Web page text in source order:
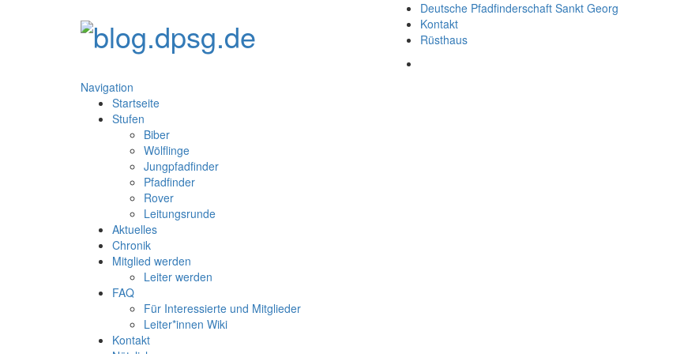
Deutsche Pfadfinderschaft Sankt Georg
Kontakt
Rüsthaus
Navigation
Startseite
Stufen
Biber
Wölflinge
Jungpfadfinder
Pfadfinder
Rover
Leitungsrunde
Aktuelles
Chronik
Mitglied werden
Leiter werden
FAQ
Für Interessierte und Mitglieder
Leiter*innen Wiki
Kontakt